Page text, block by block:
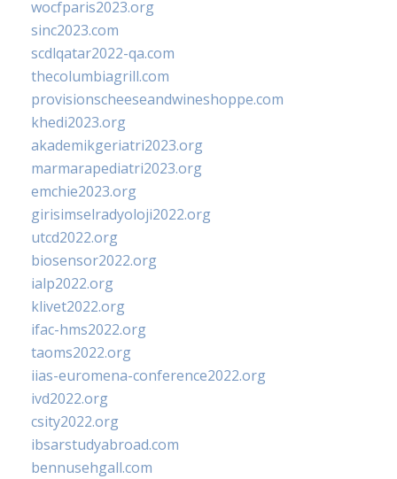
wocfparis2023.org
sinc2023.com
scdlqatar2022-qa.com
thecolumbiagrill.com
provisionscheeseandwineshoppe.com
khedi2023.org
akademikgeriatri2023.org
marmarapediatri2023.org
emchie2023.org
girisimselradyoloji2022.org
utcd2022.org
biosensor2022.org
ialp2022.org
klivet2022.org
ifac-hms2022.org
taoms2022.org
iias-euromena-conference2022.org
ivd2022.org
csity2022.org
ibsarstudyabroad.com
bennusehgall.com